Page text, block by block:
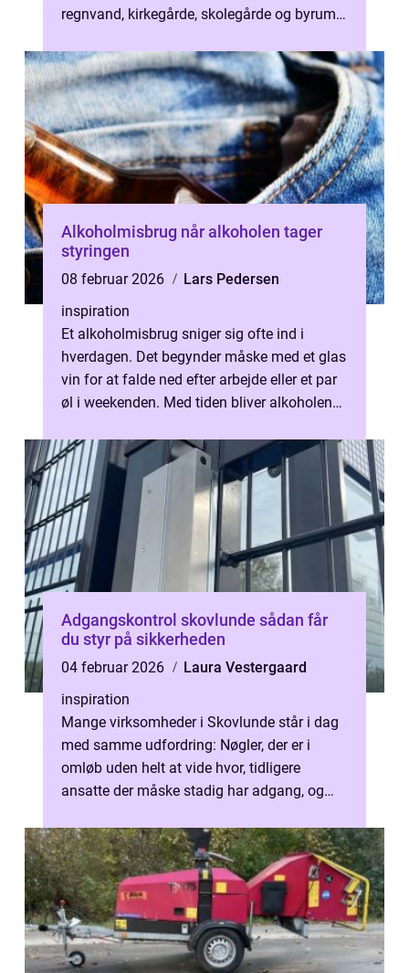
regnvand, kirkegårde, skolegårde og byrum
Alkoholmisbrug når alkoholen tager
styringen
08 februar 2026
Lars Pedersen
inspiration
Et alkoholmisbrug sniger sig ofte ind i
hverdagen. Det begynder måske med et glas
vin for at falde ned efter arbejde eller et par
øl i weekenden. Med tiden bliver alkoholen
Adgangskontrol skovlunde sådan får
du styr på sikkerheden
04 februar 2026
Laura Vestergaard
inspiration
Mange virksomheder i Skovlunde står i dag
med samme udfordring: Nøgler, der er i
omløb uden helt at vide hvor, tidligere
ansatte der måske stadig har adgang, og